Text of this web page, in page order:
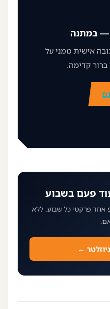
— במתנה
תגובה אישית ממני על
קדימה.
פעם בשבוע
אחד פרקטי כל שבוע. ללא
←